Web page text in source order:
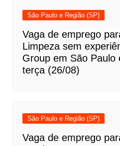
São Paulo e Região (SP)
Vaga de emprego
Limpeza sem
Group em São Paulo
terça (26/08)
São Paulo e Região (SP)
Vaga de emprego